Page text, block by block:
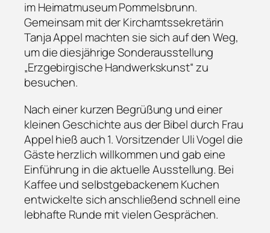
im Heimatmuseum Pommelsbrunn.
Gemeinsam mit der Kirchamtssekretärin
Tanja Appel machten sie sich auf den Weg,
um die diesjährige Sonderausstellung
„Erzgebirgische Handwerkskunst“ zu
besuchen.
Nach einer kurzen Begrüßung und einer
kleinen Geschichte aus der Bibel durch Frau
Appel hieß auch 1. Vorsitzender Uli Vogel die
Gäste herzlich willkommen und gab eine
Einführung in die aktuelle Ausstellung. Bei
Kaffee und selbstgebackenem Kuchen
entwickelte sich anschließend schnell eine
lebhafte Runde mit vielen Gesprächen.